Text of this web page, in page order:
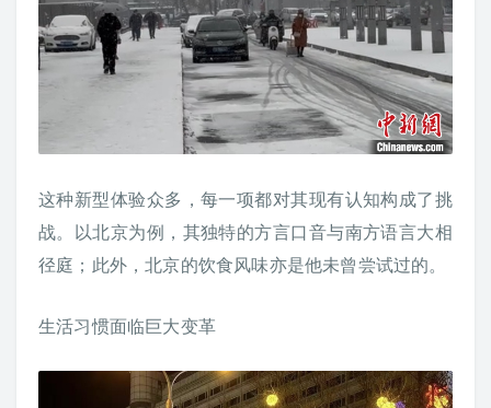
这种新型体验众多，每一项都对其现有认知构成了挑
战。以北京为例，其独特的方言口音与南方语言大相
径庭；此外，北京的饮食风味亦是他未曾尝试过的。
生活习惯面临巨大变革